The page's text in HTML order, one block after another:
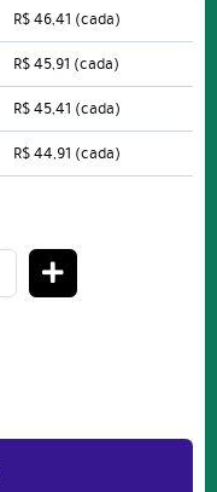
R$ 46,41 (cada)
R$ 45,91 (cada)
R$ 45,41 (cada)
R$ 44,91 (cada)